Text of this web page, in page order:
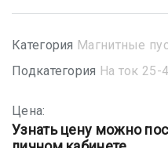
Категория Магнитные
Подкатегория На ток 25-
Цена:
Узнать цену можно